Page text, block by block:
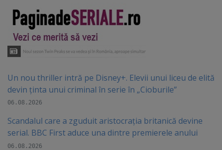
Un nou thriller intră pe Disney+. Elevii unui liceu de elită
devin ținta unui criminal în serie în „Cioburile”
06.08.2026
Scandalul care a zguduit aristocrația britanică devine
serial. BBC First aduce una dintre premierele anului
06.08.2026